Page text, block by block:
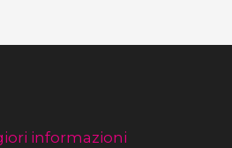
informazioni